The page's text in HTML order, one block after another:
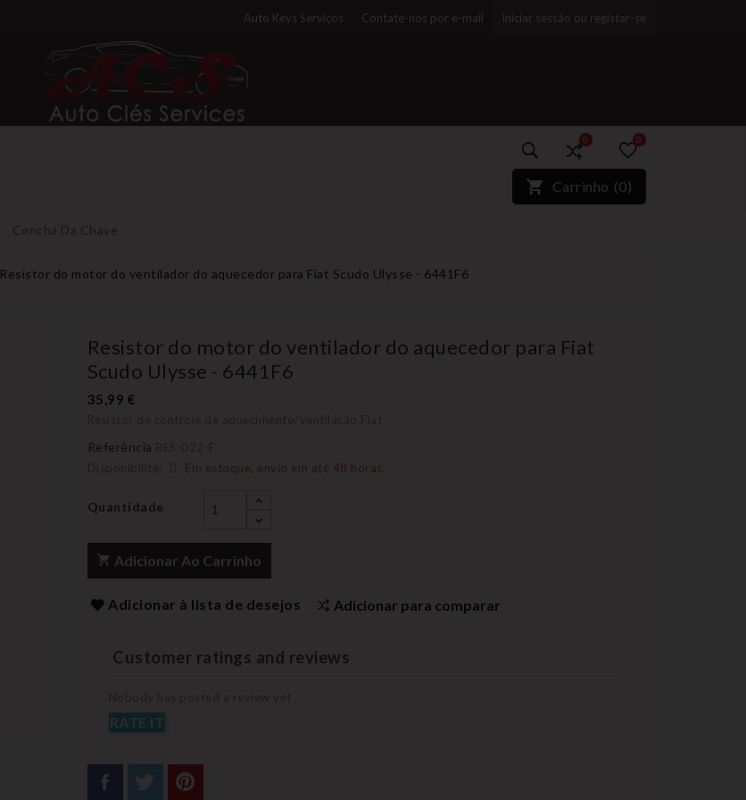
Auto Keys Serviços Contate-nos por e-mail Iniciar sessão ou registar-se
0
)*}
0
Carrinho (0)
Concha Da Chave
Resistor do motor do ventilador do aquecedor para Fiat Scudo Ulysse - 6441F6
Resistor do motor do ventilador do aquecedor para Fiat
Scudo Ulysse - 6441F6
35,99 €
Referência
Em estoque, envio em até 48 horas.
Quantidade
Adicionar Ao Carrinho
Adicionar à lista de desejos Adicionar para comparar
Customer ratings and reviews
RATE IT